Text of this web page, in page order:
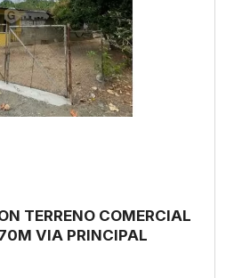
TERRENO COMERCIAL
VIA PRINCIPAL